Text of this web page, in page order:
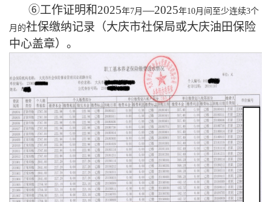
⑥工作证明和2025年7月—2025年10月间至少连续3个
月的社保缴纳记录（大庆市社保局或大庆油田保险
中心盖章）。